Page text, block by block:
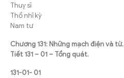
Thuỵ sĩ
Thổ nhĩ kỳ
Nam tư
Chương 131: Những mạch điện và từ.
Tiết 131 – 01 – Tổng quát.
131-01- 01